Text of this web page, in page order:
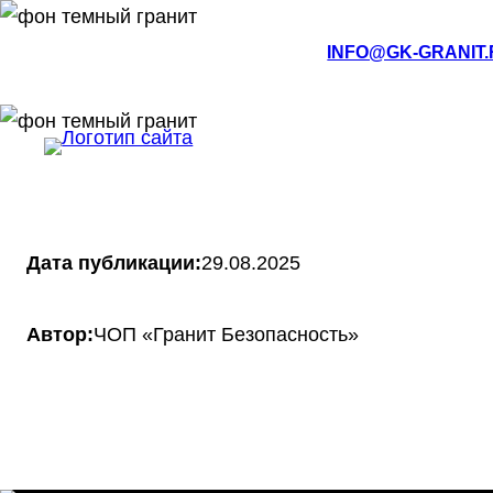
INFO@GK-
Дата публикации:29.08.2025
Автор:ЧОП «Гранит Безопасность»